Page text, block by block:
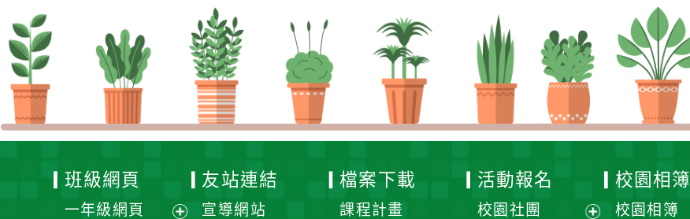
班級網頁
一年級網頁
友站連結
宣導網站
檔案下載
課程計畫
活動報名
校園社團
校園相簿
校園相簿